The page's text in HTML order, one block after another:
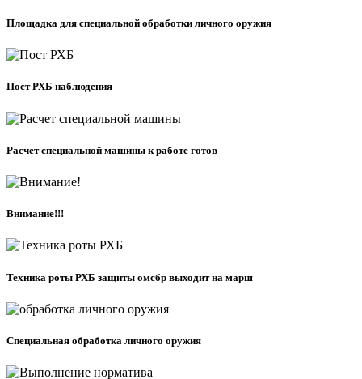
Площадка для специальной обработки личного оружия
Пост РХБ наблюдения
Расчет специальной машины к работе готов
Внимание!!!
Техника роты РХБ защиты омсбр выходит на марш
Специальная обработка личного оружия